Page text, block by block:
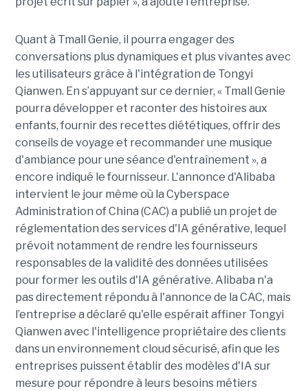
Quant à Tmall Genie, il pourra engager des
conversations plus dynamiques et plus vivantes avec
les utilisateurs grâce à l'intégration de Tongyi
Qianwen. En s’appuyant sur ce dernier, « Tmall Genie
pourra développer et raconter des histoires aux
enfants, fournir des recettes diététiques, offrir des
conseils de voyage et recommander une musique
d'ambiance pour une séance d'entraînement », a
encore indiqué le fournisseur. L'annonce d'Alibaba
intervient le jour même où la Cyberspace
Administration of China (CAC) a publié un projet de
réglementation des services d'IA générative, lequel
prévoit notamment de rendre les fournisseurs
responsables de la validité des données utilisées
pour former les outils d'IA générative. Alibaba n'a
pas directement répondu à l'annonce de la CAC, mais
l’entreprise a déclaré qu'elle espérait affiner Tongyi
Qianwen avec l'intelligence propriétaire des clients
dans un environnement cloud sécurisé, afin que les
entreprises puissent établir des modèles d'IA sur
mesure pour répondre à leurs besoins métiers